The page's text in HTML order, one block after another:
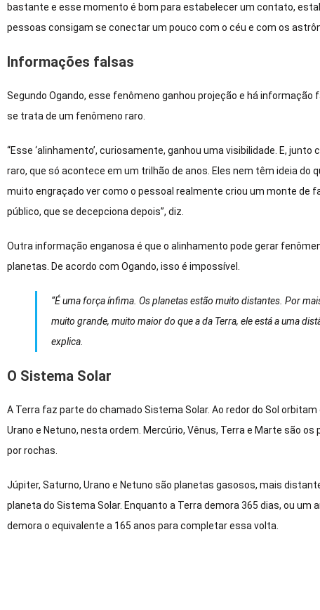
bastante e esse momento é bom para estabelecer um contato,
pessoas consigam se conectar um pouco com o céu e com os
Informações falsas
Segundo Ogando, esse fenômeno ganhou projeção e há
se trata de um fenômeno raro.
“Esse ‘alinhamento’, curiosamente, ganhou uma visibilidade. E,
raro, que só acontece em um trilhão de anos. Eles nem têm ideia do
muito engraçado ver como o pessoal realmente criou um monte de
público, que se decepciona depois”, diz.
Outra informação enganosa é que o alinhamento pode gerar
planetas. De acordo com Ogando, isso é impossível.
“É uma força ínfima. Os planetas estão muito distantes. Por
muito grande, muito maior do que a da Terra, ele está a uma
explica.
O Sistema Solar
A Terra faz parte do chamado Sistema Solar. Ao redor do Sol
Urano e Netuno, nesta ordem. Mercúrio, Vênus, Terra e Marte são
por rochas.
Júpiter, Saturno, Urano e Netuno são planetas gasosos, mais
planeta do Sistema Solar. Enquanto a Terra demora 365 dias, ou
demora o equivalente a 165 anos para completar essa volta.